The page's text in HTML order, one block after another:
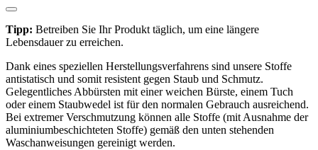
Tipp: Betreiben Sie Ihr Produkt täglich, um eine längere
Lebensdauer zu erreichen.
Dank eines speziellen Herstellungsverfahrens sind unsere Stoffe
antistatisch und somit resistent gegen Staub und Schmutz.
Gelegentliches Abbürsten mit einer weichen Bürste, einem Tuch
oder einem Staubwedel ist für den normalen Gebrauch ausreichend.
Bei extremer Verschmutzung können alle Stoffe (mit Ausnahme der
aluminiumbeschichteten Stoffe) gemäß den unten stehenden
Waschanweisungen gereinigt werden.